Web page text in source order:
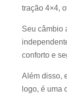
tração 4×4,
Seu câmbio
conforto e
Além disso,
logo, é uma